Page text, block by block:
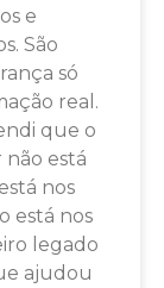
e
São
só
real.
que o
está
nos
está nos
legado
ajudou